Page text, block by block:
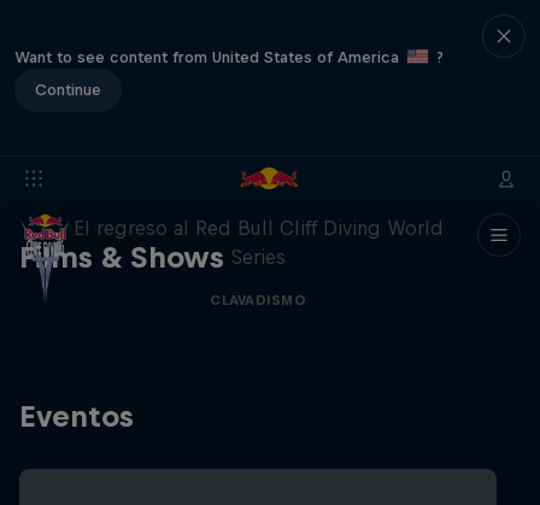
Want to see content from United States of America
?
Continue
Films & Shows
444 Days
El regreso al Red Bull Cliff Diving World
Series
CLAVADISMO
Eventos